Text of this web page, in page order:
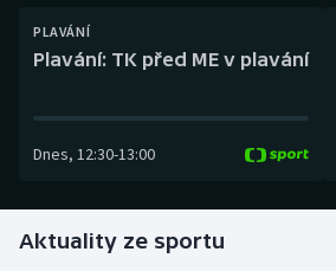
Dostihy
Gymnastika
PLAVÁNÍ
Plavání: TK před ME v plavání
Dnes, 12:30-13:00
Aktuality ze sportu